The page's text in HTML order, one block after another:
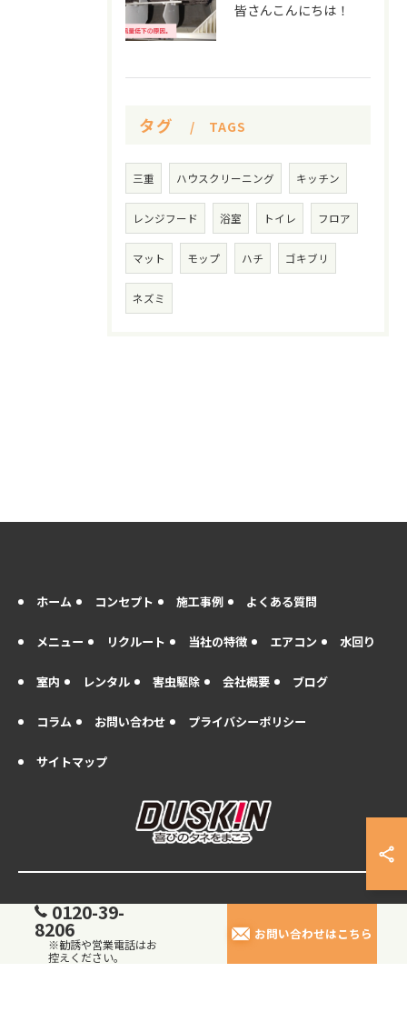
皆さんこんにちは！
タグ TAGS
三重 ハウスクリーニング キッチン
レンジフード 浴室 トイレ フロア
マット モップ ハチ ゴキブリ
ネズミ
0120-39-
8206
※勧誘や営業電話はお
控えください。
お問い合わせはこちら
ホーム コンセプト 施工事例 よくある質問
メニュー リクルート 当社の特徴 エアコン 水回り
室内 レンタル 害虫駆除 会社概要 ブログ
コラム お問い合わせ プライバシーポリシー
サイトマップ
© 2026 三重のハウスクリーニングならダスキン四日市 ALL RIGHTS
RESERVED.